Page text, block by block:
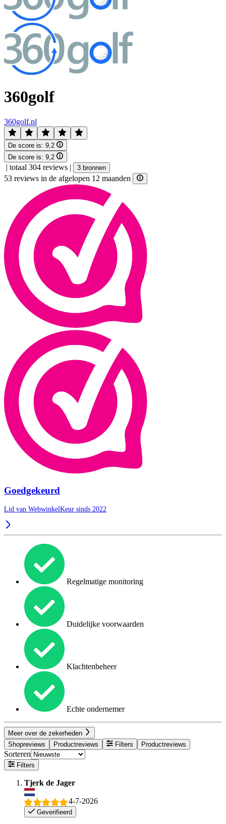
360golf
360golf.nl
De score is: 9,2
De score is: 9,2
| totaal 304 reviews | 3 bronnen
53 reviews in de afgelopen 12 maanden
Goedgekeurd
Lid van WebwinkelKeur sinds 2022
Regelmatige monitoring
Duidelijke voorwaarden
Klachtenbeheer
Echte ondernemer
Meer over de zekerheden
Shopreviews
Productreviews Filters Productreviews
Sorteren
Filters
Tjerk de Jager
4-7-2026
Geverifieerd